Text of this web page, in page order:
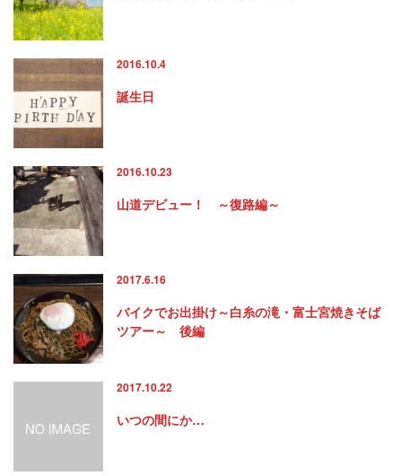
2016.10.4
誕生日
2016.10.23
山道デビュー！ ～復路編～
2017.6.16
バイクでお出掛け～白糸の滝・富士宮焼きそば
ツアー～ 後編
2017.10.22
いつの間にか…